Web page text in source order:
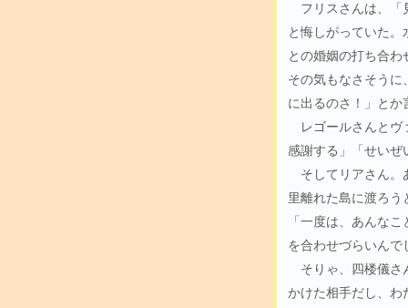
フリスさんは、「
と悔しがっていた
との婚姻の打ち合
その気もなさそう
に出るのさ！」とか
レゴールさんとヴ
感謝する」「せい
そしてリアさん。
里離れた島に渡ろ
「一度は、あんな
を合わせづらいんで
そりゃ、四楼儀さ
かけた相手だし、わ